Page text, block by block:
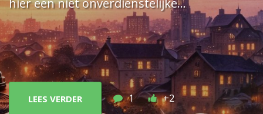
hier een niet onverdienstelijke
cover van Prince weg, waarbij de
heren het rockelement flink
omhoog schroeven.
LEES VERDER 1 +2